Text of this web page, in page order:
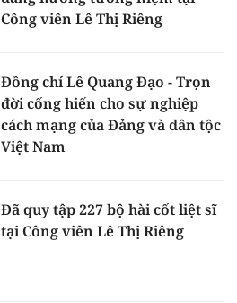
Công viên Lê Thị Riêng
Đồng chí Lê Quang Đạo - Trọn
đời cống hiến cho sự nghiệp
cách mạng của Đảng và dân tộc
Việt Nam
Đã quy tập 227 bộ hài cốt liệt sĩ
tại Công viên Lê Thị Riêng